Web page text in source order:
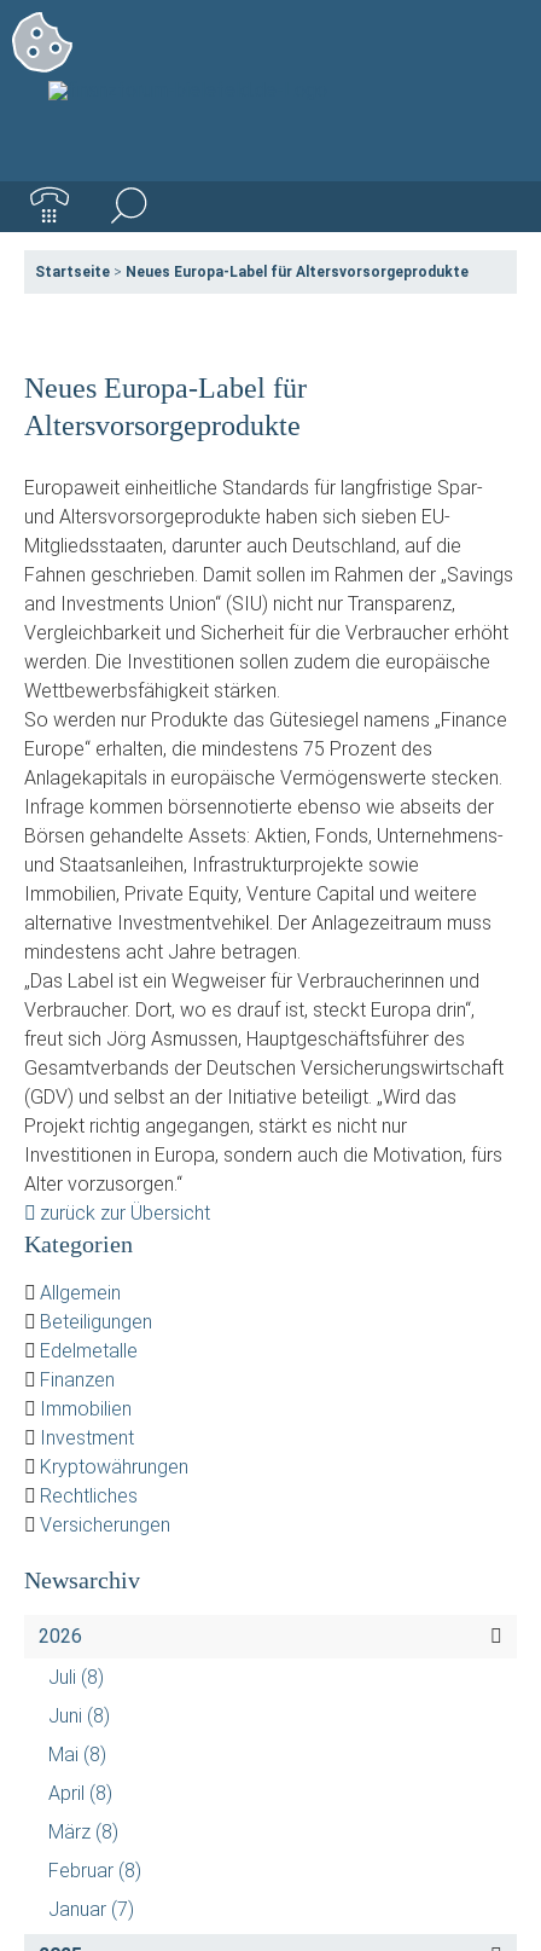
Startseite > Neues Europa-Label für Altersvorsorgeprodukte
Neues Europa-Label für
Altersvorsorgeprodukte
Europaweit einheitliche Standards für langfristige Spar-
und Altersvorsorgeprodukte haben sich sieben EU-
Mitgliedsstaaten, darunter auch Deutschland, auf die
Fahnen geschrieben. Damit sollen im Rahmen der „Savings
and Investments Union“ (SIU) nicht nur Transparenz,
Vergleichbarkeit und Sicherheit für die Verbraucher erhöht
werden. Die Investitionen sollen zudem die europäische
Wettbewerbsfähigkeit stärken.
So werden nur Produkte das Gütesiegel namens „Finance
Europe“ erhalten, die mindestens 75 Prozent des
Anlagekapitals in europäische Vermögenswerte stecken.
Infrage kommen börsennotierte ebenso wie abseits der
Börsen gehandelte Assets: Aktien, Fonds, Unternehmens-
und Staatsanleihen, Infrastrukturprojekte sowie
Immobilien, Private Equity, Venture Capital und weitere
alternative Investmentvehikel. Der Anlagezeitraum muss
mindestens acht Jahre betragen.
„Das Label ist ein Wegweiser für Verbraucherinnen und
Verbraucher. Dort, wo es drauf ist, steckt Europa drin“,
freut sich Jörg Asmussen, Hauptgeschäftsführer des
Gesamtverbands der Deutschen Versicherungswirtschaft
(GDV) und selbst an der Initiative beteiligt. „Wird das
Projekt richtig angegangen, stärkt es nicht nur
Investitionen in Europa, sondern auch die Motivation, fürs
Alter vorzusorgen.“
zurück zur Übersicht
Kategorien
Allgemein
Beteiligungen
Edelmetalle
Finanzen
Immobilien
Investment
Kryptowährungen
Rechtliches
Versicherungen
Newsarchiv
2026
Juli (8)
Juni (8)
Mai (8)
April (8)
März (8)
Februar (8)
Januar (7)